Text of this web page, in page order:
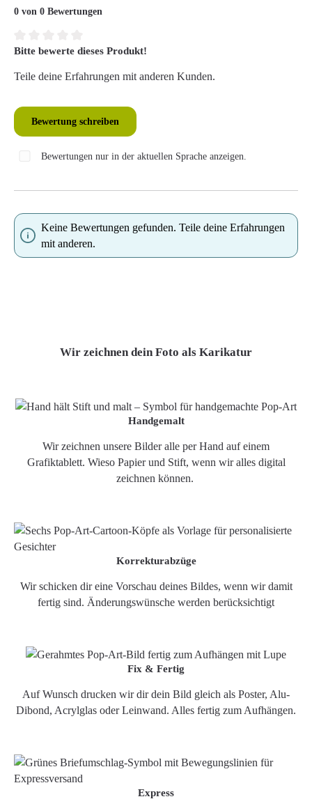
0 von 0 Bewertungen
Durchschnittliche Bewertung von 0 von 5 Sternen
Bitte bewerte dieses Produkt!
Teile deine Erfahrungen mit anderen Kunden.
Bewertung schreiben
Bewertungen nur in der aktuellen Sprache anzeigen.
Keine Bewertungen gefunden. Teile deine Erfahrungen
mit anderen.
Wir zeichnen dein Foto als Karikatur
Handgemalt
Wir zeichnen unsere Bilder alle per Hand auf einem
Grafiktablett. Wieso Papier und Stift, wenn wir alles digital
zeichnen können.
Korrekturabzüge
Wir schicken dir eine Vorschau deines Bildes, wenn wir damit
fertig sind. Änderungswünsche werden berücksichtigt
Fix & Fertig
Auf Wunsch drucken wir dir dein Bild gleich als Poster, Alu-
Dibond, Acrylglas oder Leinwand. Alles fertig zum Aufhängen.
Express